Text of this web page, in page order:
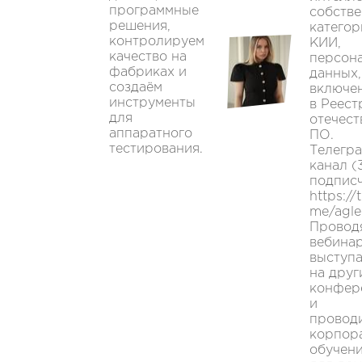
программные
решения,
контролируем
качество на
фабриках и
создаём
инструменты
для
аппаратного
тестирования.
КИИ,
данных,
в
ПО.
канал
https://
me/
на
и